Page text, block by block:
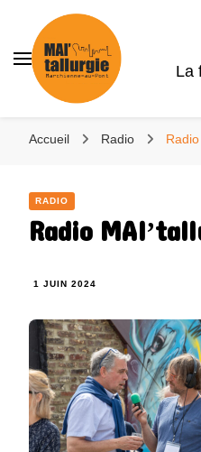
La
Accueil Radio
RADIO
Radio
1 JUIN 2024